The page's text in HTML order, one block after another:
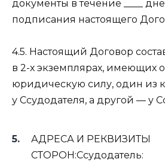
документы в течение ____
подписания настоящего
4.5. Настоящий Договор
в 2-х экземплярах, имеющих
юридическую силу, один из
у Ссудодателя, а другой — у
АДРЕСА И РЕКВИЗИТЫ
СТОРОН:Ссудодатель: